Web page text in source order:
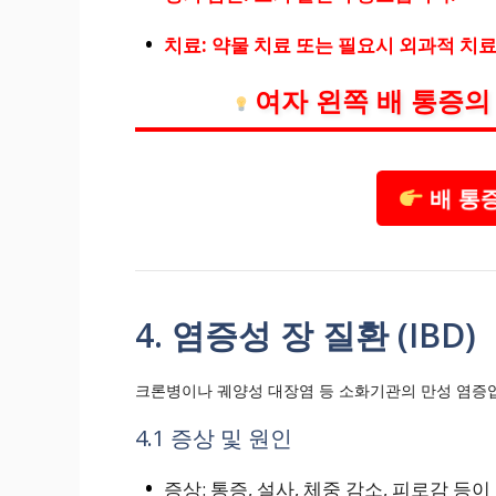
치료: 약물 치료 또는 필요시 외과적 치
여자 왼쪽 배 통증
배 통
4. 염증성 장 질환 (IBD)
크론병이나 궤양성 대장염 등 소화기관의 만성 염
4.1 증상 및 원인
증상: 통증, 설사, 체중 감소, 피로감 등